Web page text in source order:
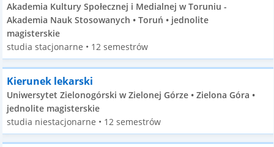
Akademia Kultury Społecznej i Medialnej w Toruniu -
Akademia Nauk Stosowanych • Toruń • jednolite
magisterskie
studia stacjonarne • 12 semestrów
Kierunek lekarski
Uniwersytet Zielonogórski w Zielonej Górze • Zielona Góra •
jednolite magisterskie
studia niestacjonarne • 12 semestrów